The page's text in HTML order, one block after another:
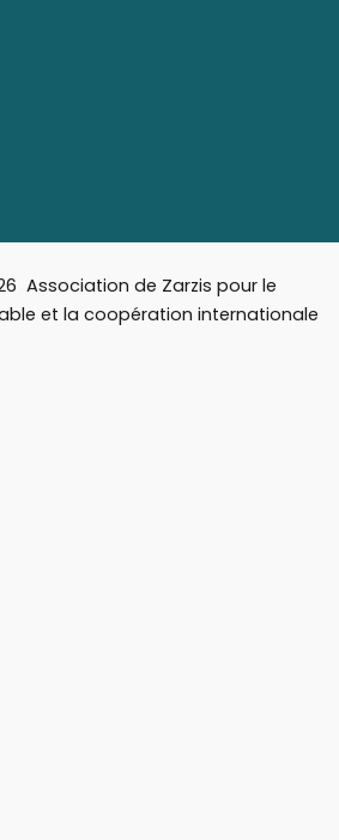
Association de Zarzis pour le
et la coopération internationale